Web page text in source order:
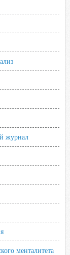
журнал
менталитета